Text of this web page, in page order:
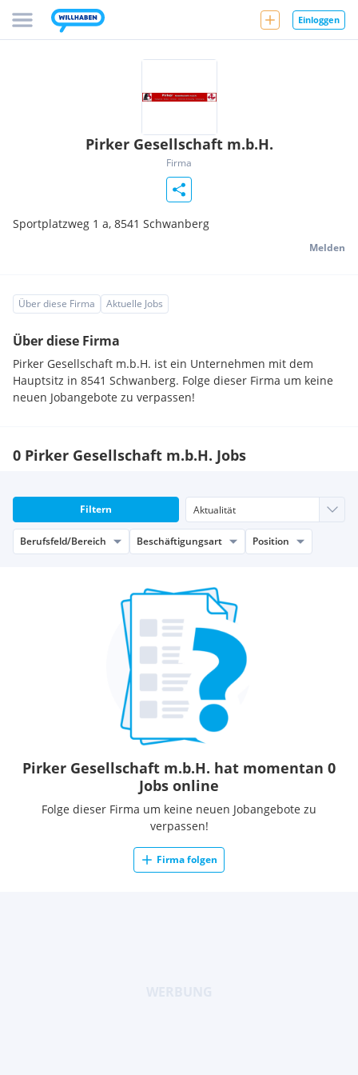
Einloggen
Pirker Gesellschaft m.b.H.
Firma
Sportplatzweg 1 a, 8541 Schwanberg
Melden
Über diese Firma Aktuelle Jobs
Über diese Firma
Pirker Gesellschaft m.b.H. ist ein Unternehmen mit dem
Hauptsitz in 8541 Schwanberg. Folge dieser Firma um keine
neuen Jobangebote zu verpassen!
0 Pirker Gesellschaft m.b.H. Jobs
Filtern
Berufsfeld/Bereich Beschäftigungsart Position
Pirker Gesellschaft m.b.H. hat momentan 0
Jobs online
Folge dieser Firma um keine neuen Jobangebote zu
verpassen!
Firma folgen